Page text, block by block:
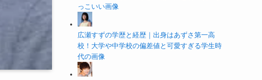
っこいい画像
広瀬すずの学歴と経歴｜出身はあずさ第一高
校！大学や中学校の偏差値と可愛すぎる学生時
代の画像